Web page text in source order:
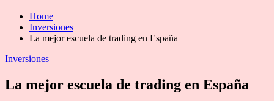
Home
Inversiones
La mejor escuela de trading en España
Categories
Inversiones
La mejor escuela de trading en España